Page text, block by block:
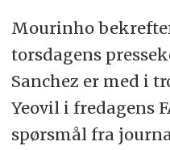
Mourinho
torsdagens
Sanchez er med i
Yeovil i fredagens
spørsmål fra